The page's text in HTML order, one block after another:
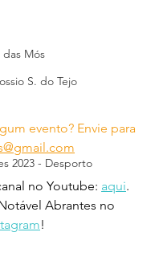
das Mós
S. do Tejo
2023 - Desporto
evento? Envie para
no Youtube: aqui.
Abrantes no
!